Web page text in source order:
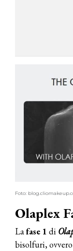
Foto:
Olaplex
Lafase 1 di
bisolfuri, ovvero